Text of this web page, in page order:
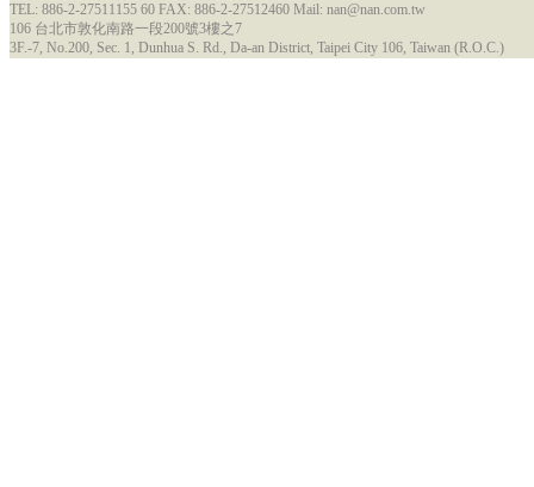
TEL: 886-2-27511155 60 FAX: 886-2-27512460 Mail: nan@nan.com.tw
106 台北市敦化南路一段200號3樓之7
3F.-7, No.200, Sec. 1, Dunhua S. Rd., Da-an District, Taipei City 106, Taiwan (R.O.C.)